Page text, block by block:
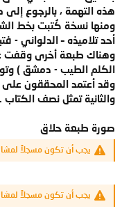
هذه التهمة ، بالرجوع
ومنها نسخة كُتبت بخط
أحد تلاميذه – الدلواني -
وهناك طبعة أخرى وقفت
الكلم الطيب - دمشق )
وقد أعتمد المحققون على
والثانية تمثل نصف الكتاب .
صورة طبعة حلاق
يجب أن تكون مسجلاً
يجب أن تكون مسجلاً